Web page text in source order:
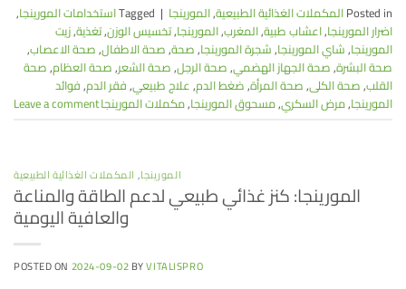
Posted inالمكملات الغذائية الطبيعية,المورينجا |
Taggedاستخدامات المورينجا,
اضرار المورينجا,اعشاب طبية,المغرب,المورينجا,تخسيس الوزن,تغذية,زيت
المورينجا,شاي المورينجا,شجرة المورينجا,صحة,صحة الاطفال,صحة الاعصاب,
صحة البشرة,صحة الجهاز الهضمي,صحة الرجل,صحة الشعر,صحة العظام,صحة
القلب,صحة الكلى,صحة المرأة,ضغط الدم,علاج طبيعي,فقر الدم,فوائد
المورينجا,مرض السكري,مسحوق المورينجا,مكملات المورينجاLeave a comment
المورينجا, المكملات الغذائية الطبيعية
المورينجا: كنز غذائي طبيعي لدعم الطاقة والمناعة
والعافية اليومية
POSTED ON 2024-09-02BYVITALISPRO